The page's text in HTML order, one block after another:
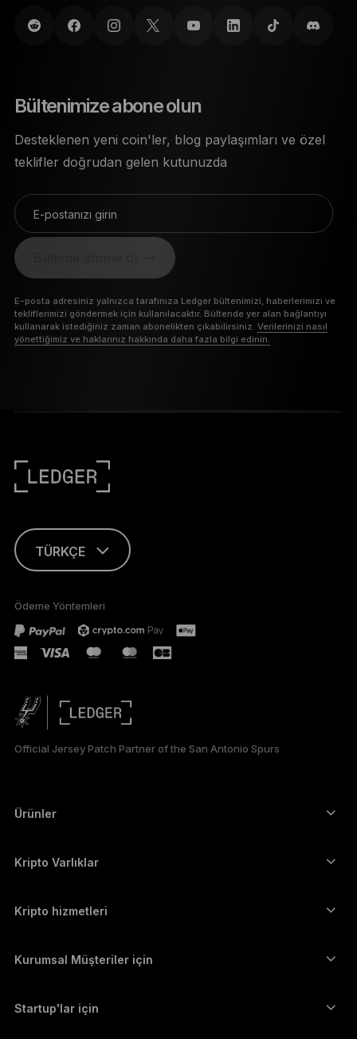
Bültenimize abone olun
Desteklenen yeni coin'ler, blog paylaşımları ve özel
teklifler doğrudan gelen kutunuzda
E-postanızı girin
E-posta adresiniz yalnızca tarafınıza Ledger bültenimizi, haberlerimizi ve
tekliflerimizi göndermek için kullanılacaktır. Bültende yer alan bağlantıyı
kullanarak istediğiniz zaman abonelikten çıkabilirsiniz. Verilerinizi nasıl
yönettiğimiz ve haklarınız hakkında daha fazla bilgi edinin.
TÜRKÇE
FRANÇAIS
DEUTSCH
PORTUGUÊS
ESPAÑOL
简体中文
العربية
Ödeme Yöntemleri
Official Jersey Patch Partner of the San Antonio Spurs
Ürünler
Donanım Cüzdan
Ledger Stax
Ledger Nano Classics
Paket Teklifler
Kripto Varlıklar
Ethereum cüzdanı
Cardano cüzdanı
Monero cüzdanı
Kripto hizmetleri
Kripto satın alın
Kripto takas edin
Kurumsal Müşteriler için
Startup'lar için